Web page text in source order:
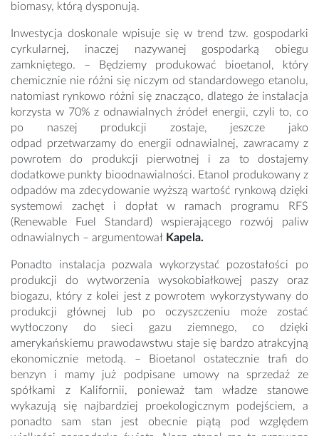
biomasy, którą dysponują.
Inwestycja doskonale wpisuje się w trend tzw. gospodarki
cyrkularnej, inaczej nazywanej gospodarką obiegu
zamkniętego. – Będziemy produkować bioetanol, który
chemicznie nie różni się niczym od standardowego etanolu,
natomiast rynkowo różni się znacząco, dlatego że instalacja
korzysta w 70% z odnawialnych źródeł energii, czyli to, co
po naszej produkcji zostaje, jeszcze jako
odpad przetwarzamy do energii odnawialnej, zawracamy z
powrotem do produkcji pierwotnej i za to dostajemy
dodatkowe punkty bioodnawialności. Etanol produkowany z
odpadów ma zdecydowanie wyższą wartość rynkową dzięki
systemowi zachęt i dopłat w ramach programu RFS
(Renewable Fuel Standard) wspierającego rozwój paliw
odnawialnych – argumentował Kapela.
Ponadto instalacja pozwala wykorzystać pozostałości po
produkcji do wytworzenia wysokobiałkowej paszy oraz
biogazu, który z kolei jest z powrotem wykorzystywany do
produkcji głównej lub po oczyszczeniu może zostać
wytłoczony do sieci gazu ziemnego, co dzięki
amerykańskiemu prawodawstwu staje się bardzo atrakcyjną
ekonomicznie metodą. – Bioetanol ostatecznie trafi do
benzyn i mamy już podpisane umowy na sprzedaż ze
spółkami z Kalifornii, ponieważ tam władze stanowe
wykazują się najbardziej proekologicznym podejściem, a
ponadto sam stan jest obecnie piątą pod względem